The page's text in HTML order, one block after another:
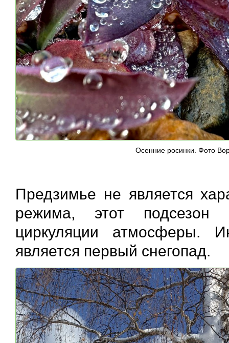
Осенние росинки. Фото
Предзимье не является
режима, этот подсезон
циркуляции атмосферы.
является первый снегопад.